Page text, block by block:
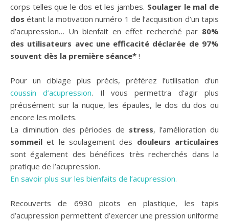
corps telles que le dos et les jambes. Soulager le mal de
dos étant la motivation numéro 1 de l’acquisition d’un tapis
d’acupression… Un bienfait en effet recherché par 80%
des utilisateurs avec une efficacité déclarée de 97%
souvent dès la première séance* !
Pour un ciblage plus précis, préférez l’utilisation d’un
coussin d’acupression. Il vous permettra d’agir plus
précisément sur la nuque, les épaules, le dos du dos ou
encore les mollets.
La diminution des périodes de stress, l’amélioration du
sommeil et le soulagement des douleurs articulaires
sont également des bénéfices très recherchés dans la
pratique de l’acupression.
En savoir plus sur les bienfaits de l’acupression.
Recouverts de 6930 picots en plastique, les tapis
d’acupression permettent d’exercer une pression uniforme